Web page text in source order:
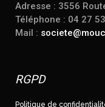
Adresse : 3556
Téléphone : 04 27
Mail :
RGPD
Politique de